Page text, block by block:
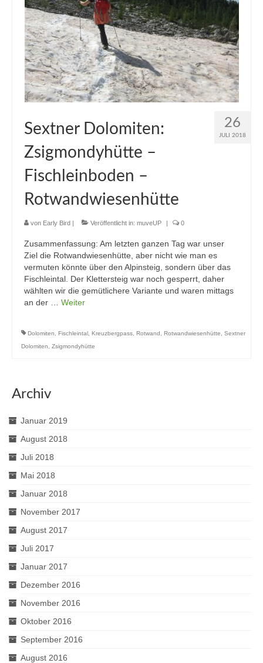
26
JULI 2018
Sextner Dolomiten:
Zsigmondyhütte –
Fischleinboden –
Rotwandwiesenhütte
von Early Bird Veröffentlicht in: muveUP 0
Zusammenfassung: Am letzten ganzen Tag war unser
Ziel die Rotwandwiesenhütte, aber nicht wie man es
vermuten könnte über den Alpinsteig, sondern über das
Fischleintal. Der Klettersteig war noch gesperrt, daher
wählten wir die gemütlichere Variante und waren mittags
an der … Weiter
Dolomiten, Fischleintal, Kreuzbergpass, Rotwand, Rotwandwiesenhütte, Sextner
Dolomiten, Zsigmondyhütte
Archiv
Januar 2019
August 2018
Juli 2018
Mai 2018
Januar 2018
November 2017
August 2017
Juli 2017
Januar 2017
Dezember 2016
November 2016
Oktober 2016
September 2016
August 2016